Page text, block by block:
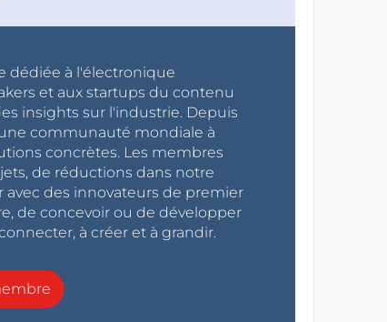
dédiée à l'électronique
et aux startups du contenu
insights sur l'industrie. Depuis
communauté mondiale à
concrètes. Les membres
de réductions dans notre
des innovateurs de premier
de concevoir ou de développer
à créer et à grandir.